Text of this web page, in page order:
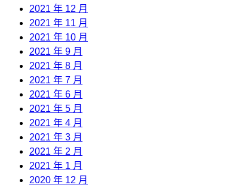
2021 年 12 月
2021 年 11 月
2021 年 10 月
2021 年 9 月
2021 年 8 月
2021 年 7 月
2021 年 6 月
2021 年 5 月
2021 年 4 月
2021 年 3 月
2021 年 2 月
2021 年 1 月
2020 年 12 月